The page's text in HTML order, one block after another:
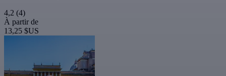
4,2 (4)
À partir de
13,25 $US